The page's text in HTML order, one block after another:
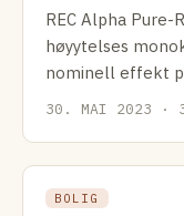
REC Alpha Pure-
høyytelses
nominell effekt
effektivitet på
30. MAI 2023 ·
BOLIG